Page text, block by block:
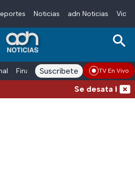
Noticias adn Noticias
Finanzas adn Noticias Radio
Suscríbete TV En Vivo
Se desata